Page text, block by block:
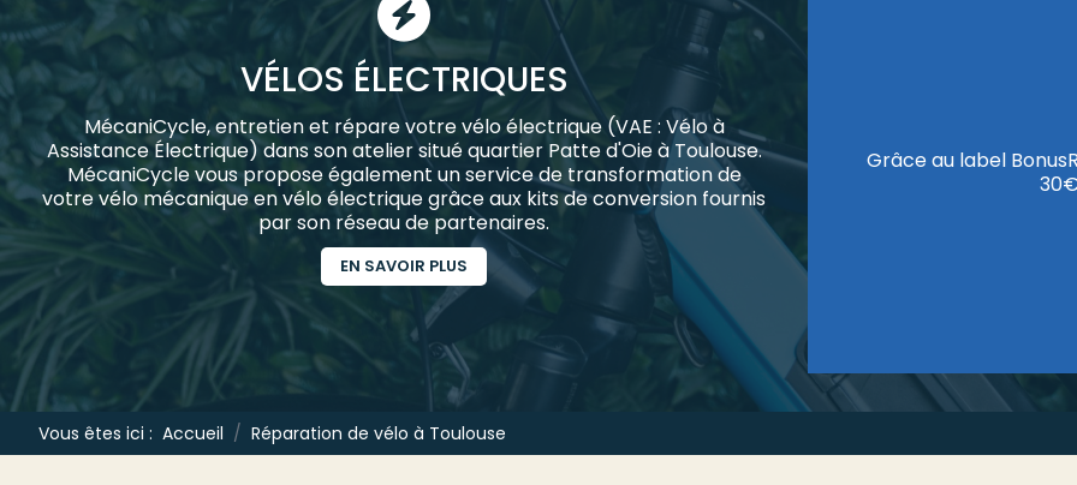
VÉLOS ÉLECTRIQUES
MécaniCycle, entretien et répare votre vélo électrique (VAE : Vélo à
Assistance Électrique) dans son atelier situé quartier Patte d'Oie à Toulouse.
MécaniCycle vous propose également un service de transformation de
votre vélo mécanique en vélo électrique grâce aux kits de conversion fournis
par son réseau de partenaires.
EN SAVOIR PLUS
Grâce au label
Vous êtes ici : Accueil Réparation de vélo à Toulouse